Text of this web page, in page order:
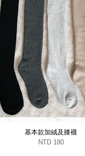
基本款加絨及膝襪
NTD 180